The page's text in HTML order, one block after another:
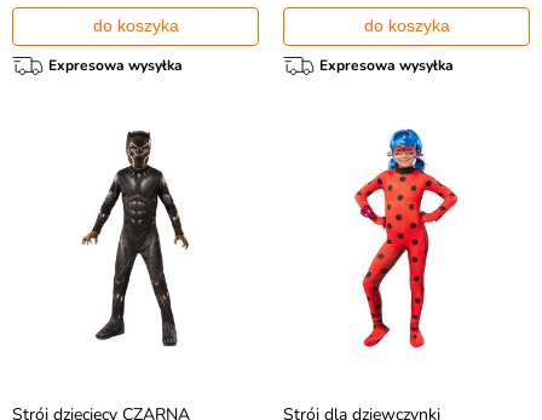
do koszyka
Expresowa wysyłka
do koszyka
Expresowa wysyłka
Strój dziecięcy CZARNA Strój dla dziewczynki